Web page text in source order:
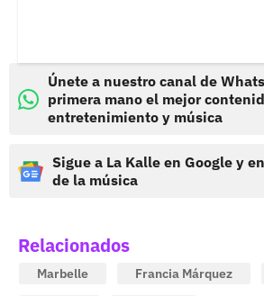
Únete a nuestro canal de
primera mano el mejor
entretenimiento y música
Sigue a La Kalle en Google y
de la música
Relacionados
Marbelle Francia Márquez